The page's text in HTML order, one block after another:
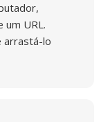
um URL.
arrastá-lo